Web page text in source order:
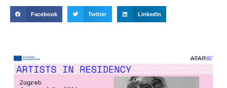
Facebook Twitter LinkedIn